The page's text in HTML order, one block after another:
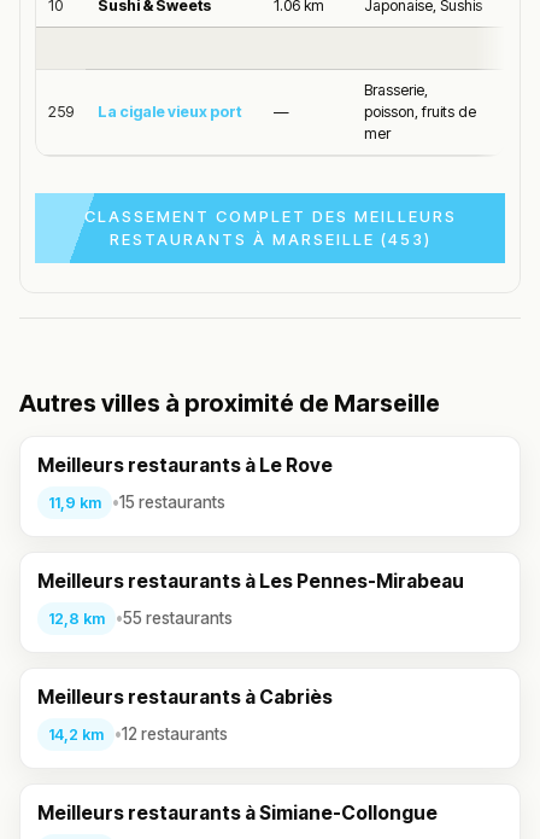
10 Sushi & Sweets 1.06 km Japonaise, Sushis
259 La cigale vieux port —
Brasserie,
poisson, fruits de
mer
CLASSEMENT COMPLET DES MEILLEURS
RESTAURANTS À MARSEILLE (453)
Autres villes à proximité de Marseille
Meilleurs restaurants à Le Rove
11,9 km •15 restaurants
Meilleurs restaurants à Les Pennes-Mirabeau
12,8 km •55 restaurants
Meilleurs restaurants à Cabriès
14,2 km •12 restaurants
Meilleurs restaurants à Simiane-Collongue